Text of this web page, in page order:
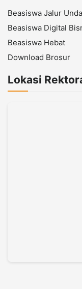
Beasiswa Jalur
Beasiswa Digital
Beasiswa Hebat
Download Brosur
Lokasi